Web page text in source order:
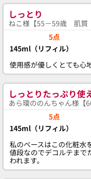
しっとり
ねこ様【55－59歳 肌質
5点
145ml（リフィル）
使用感が優しくとても心
しっとりたっぷり使
あら環ののんちゃん様【
5点
145ml（リフィル）
私のベースはこの化粧水
値段なのでデコルテまで
われます。